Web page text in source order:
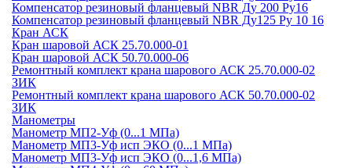
Компенсатор резиновый фланцевый NBR Ду 200 Ру16
Компенсатор резиновый фланцевый NBR Ду125 Ру 10 16
Кран АСК
Кран шаровой АСК 25.70.000-01
Кран шаровой АСК 50.70.000-06
Ремонтный комплект крана шарового АСК 25.70.000-02
ЗИК
Ремонтный комплект крана шарового АСК 50.70.000-02
ЗИК
Манометры
Манометр МП2-Уф (0...1 МПа)
Манометр МП3-Уф исп ЭКО (0...1 МПа)
Манометр МП3-Уф исп ЭКО (0...1,6 МПа)